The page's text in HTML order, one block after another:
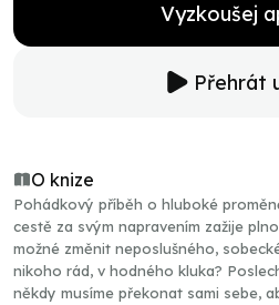
Vyzkoušej
Přehrát
O knize
Pohádkový příběh o hluboké
cestě za svým napravením zažije
možné změnit neposlušného,
nikoho rád, v hodného kluka?
někdy musíme překonat sami sebe,